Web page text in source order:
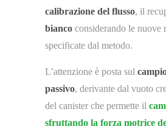
calibrazione del flusso, il
bianco considerando le nuove
specificate dal metodo.
L’attenzione è posta sul
passivo, derivante dal vuoto
del canister che permette il
sfruttando la forza motrice